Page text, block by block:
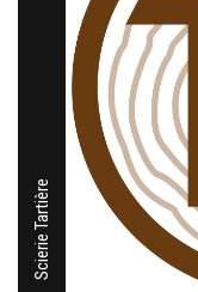
Scierie Tartière